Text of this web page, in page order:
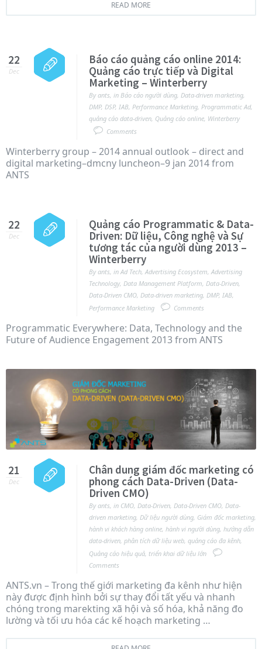
READ MORE
22
Dec
Báo cáo quảng cáo online 2014:
Quảng cáo trực tiếp và Digital
Marketing – Winterberry
Byants, in Báo cáo người dùng, Data-driven marketing,
DMP, DSP, IAB, Performance Marketing, Programmatic Ad,
quảng cáo data-driven, Quảng cáo online, Winterberry
Comments
Winterberry group – 2014 annual outlook – direct and
digital marketing–dmcny luncheon–9 jan 2014 from
ANTS
22
Dec
Quảng cáo Programmatic & Data-
Driven: Dữ liệu, Công nghệ và Sự
tương tác của người dùng 2013 –
Winterberry
Byants, inAd Tech,Advertising Ecosystem,Advertising
Technology, Data Management Platform, Data-Driven,
Data-Driven CMO, Data-driven marketing, DMP, IAB,
Performance Marketing
Comments
Programmatic Everywhere: Data, Technology and the
Future of Audience Engagement 2013 from ANTS
21
Dec
Chân dung giám đốc marketing có
phong cách Data-Driven (Data-
Driven CMO)
Byants, in CMO, Data-Driven, Data-Driven CMO, Data-
driven marketing, Dữ liệu người dùng, Giám đốc marketing,
hành vi khách hàng online, hành vi người dùng, hướng dẫn
data-driven, phân tích dữ liệu web, quảng cáo đa kênh,
Quảng cáo hiệu quả, triển khai dữ liệu lớn
Comments
ANTS.vn – Trong thế giới marketing đa kênh như hiện
này được định hình bởi sự thay đổi tất yếu và nhanh
chóng trong marekting xã hội và số hóa, khả năng đo
lường và tối ưu hóa các kế hoạch marketing …